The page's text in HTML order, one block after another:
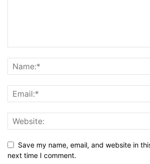
Save my name, email, and website in
next time I comment.